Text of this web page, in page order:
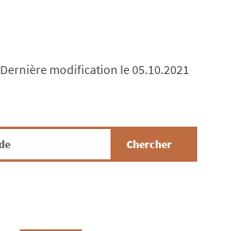
Dernière modification le 05.10.2021